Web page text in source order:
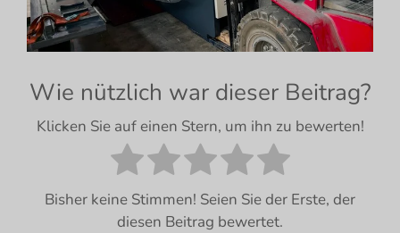
Wie nützlich war dieser Beitrag?
Klicken Sie auf einen Stern, um ihn zu bewerten!
Bisher keine Stimmen! Seien Sie der Erste, der
diesen Beitrag bewertet.